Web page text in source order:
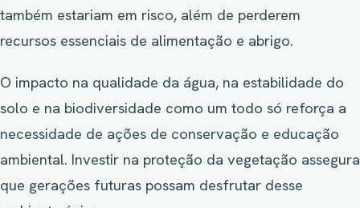
também estariam em risco, além de perderem
recursos essenciais de alimentação e abrigo.
O impacto na qualidade da água, na estabilidade do
solo e na biodiversidade como um todo só reforça a
necessidade de ações de conservação e educação
ambiental. Investir na proteção da vegetação assegura
que gerações futuras possam desfrutar desse